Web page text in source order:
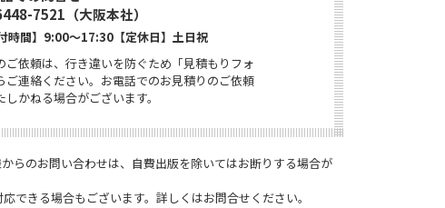
7521 （大阪本社）
付時間】9:00〜17:30【定休日】土日祝
ご依頼は、行き違いを防ぐため「見積もりフォ
ご連絡ください。お電話でのお見積りのご依頼
しかねる場合がございます。
らのお問い合わせは、自費出版を除いてはお断りする場合が
できる場合もございます。詳しくはお問合せください。